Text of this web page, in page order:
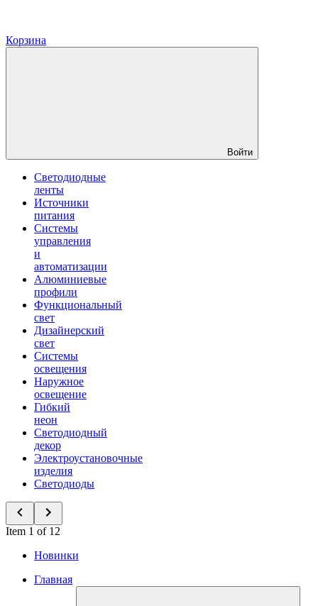
Корзина
Войти
Светодиодные
ленты
Источники
питания
Системы
управления
и
автоматизации
Алюминиевые
профили
Функциональный
свет
Дизайнерский
свет
Системы
освещения
Наружное
освещение
Гибкий
неон
Светодиодный
декор
Электроустановочные
изделия
Светодиоды
Item 1 of 12
Новинки
Главная